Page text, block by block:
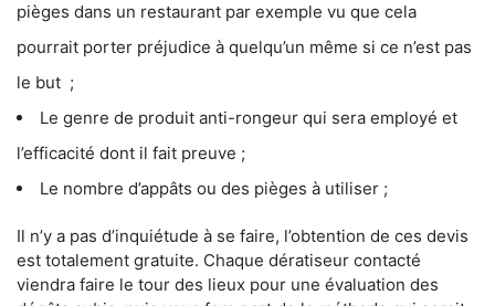
pièges dans un restaurant par exemple vu que cela
pourrait porter préjudice à quelqu’un même si ce n’est pas
le but ;
Le genre de produit anti-rongeur qui sera employé et
l’efficacité dont il fait preuve ;
Le nombre d’appâts ou des pièges à utiliser ;
Il n’y a pas d’inquiétude à se faire, l’obtention de ces devis
est totalement gratuite. Chaque dératiseur contacté
viendra faire le tour des lieux pour une évaluation des